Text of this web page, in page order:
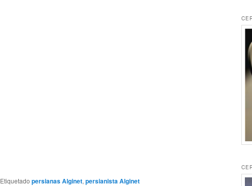
Etiquetado persianas Alginet, persianista Alginet